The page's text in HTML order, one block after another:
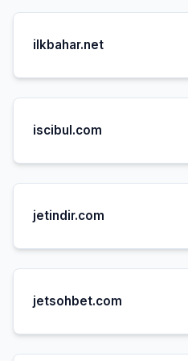
ilkbahar.net
iscibul.com
jetindir.com
jetsohbet.com